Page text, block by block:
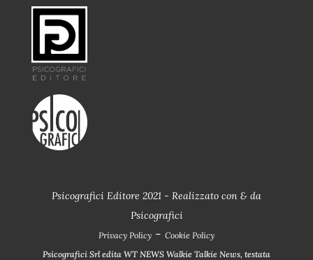
Psicografici Editore 2021 - Realizzato con & da
Psicografici
Privacy Policy - Cookie Policy
Psicografici Srl edita WT NEWS Walkie Talkie News, testata